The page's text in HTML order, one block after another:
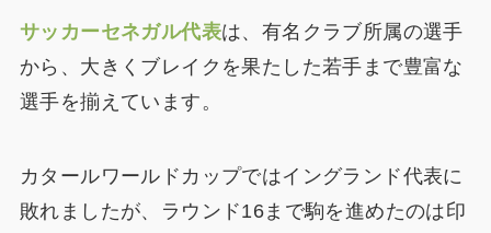
サッカーセネガル代表は、有名クラブ所属の選手
から、大きくブレイクを果たした若手まで豊富な
選手を揃えています。
カタールワールドカップではイングランド代表に
敗れましたが、ラウンド16まで駒を進めたのは印